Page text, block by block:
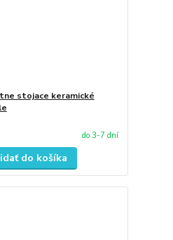
stojace keramické
do 3-7 dní
do košíka